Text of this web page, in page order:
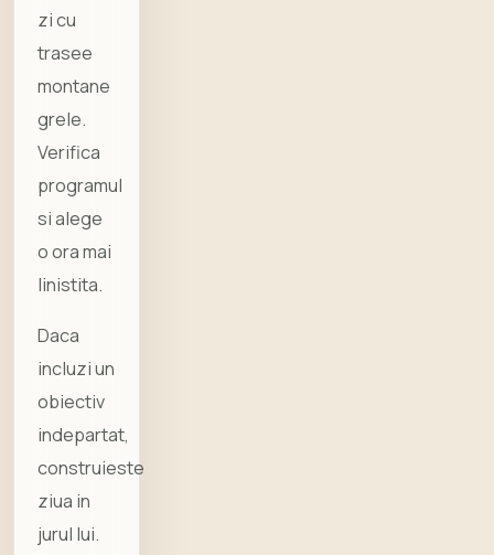
zi cu
trasee
montane
grele.
Verifica
programul
si alege
o ora mai
linistita.
Daca
incluzi un
obiectiv
indepartat,
construieste
ziua in
jurul lui.